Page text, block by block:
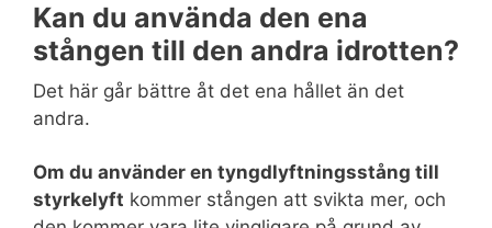
Kan du använda den ena
stången till den andra idrotten?
Det här går bättre åt det ena hållet än det
andra.
Om du använder en tyngdlyftningsstång till
styrkelyft kommer stången att svikta mer, och